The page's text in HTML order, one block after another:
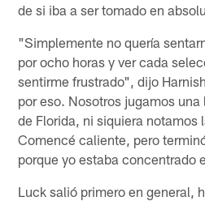
de si iba a ser tomado en
"Simplemente no quería
por ocho horas y ver cada
sentirme frustrado", dijo
por eso. Nosotros jugamos
de Florida, ni siquiera notamos
Comencé caliente, pero
porque yo estaba concentrado
Luck salió primero en general,